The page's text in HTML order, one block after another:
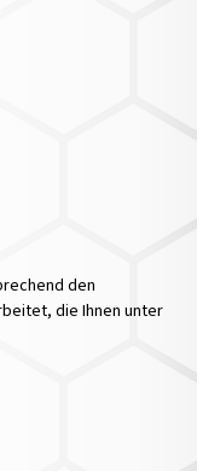
den
die Ihnen unter